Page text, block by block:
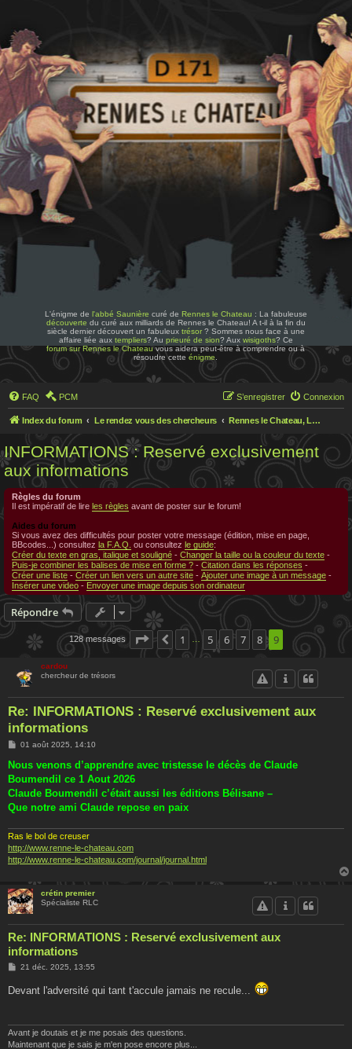
L'énigme de l'abbé Saunière curé de Rennes le Chateau : La fabuleuse
découverte du curé aux milliards de Rennes le Chateau! A t-il à la fin du
siècle dernier découvert un fabuleux trésor? Sommes nous face à une
affaire liée aux templiers? Au prieuré de sion? Aux wisigoths? Ce
forum sur Rennes le Chateauvous aidera peut-être à comprendre ou à
résoudre cetteénigme
FAQ PCM Connexion
S’enregistrer
Index du forum Le rendez vous des chercheurs Rennes le Chateau, Le rendez-vous des chercheurs
INFORMATIONS : Reservé exclusivement
aux informations
Règles du forum
Il est impératif de lire les règles avant de poster sur le forum!
Aides du forum
Si vous avez des difficultés pour poster votre message (édition, mise en page,
BBcodes...) consultez la F.A.Q. ou consultez le guide:
Créer du texte en gras, italique et souligné - Changer la taille ou la couleur du texte -
Puis-je combiner les balises de mise en forme ? - Citation dans les réponses -
Créer une liste - Créer un lien vers un autre site - Ajouter une image à un message -
Insérer une video - Envoyer une image depuis son ordinateur
Répondre
128 messages Page sur9
Précédente
1 5 6 7 8 9
cardou
chercheur de trésors
Re: INFORMATIONS : Reservé exclusivement aux
informations
M
s
a
g
01 août 2025, 14:10
Nous venons d’apprendre avec tristesse le décès de Claude
Boumendil ce 1 Aout 2026
Claude Boumendil c’était aussi les éditions Bélisane –
Que notre ami Claude repose en paix
Ras le bol de creuser
http://www.renne-le-chateau.com
http://www.renne-le-chateau.com/journal/journal.html
crétin premier
Spécialiste RLC
Re: INFORMATIONS : Reservé exclusivement aux
informations
M
s
21 déc. 2025, 13:55
Devant l'adversité qui tant t'accule jamais ne recule...
Avant je doutais et je me posais des questions.
Maintenant que je sais je m'en pose encore plus...